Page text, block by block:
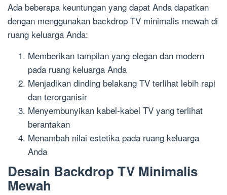
Ada beberapa keuntungan yang dapat Anda dapatkan
dengan menggunakan backdrop TV minimalis mewah di
ruang keluarga Anda:
Memberikan tampilan yang elegan dan modern
pada ruang keluarga Anda
Menjadikan dinding belakang TV terlihat lebih rapi
dan terorganisir
Menyembunyikan kabel-kabel TV yang terlihat
berantakan
Menambah nilai estetika pada ruang keluarga
Anda
Desain Backdrop TV Minimalis
Mewah